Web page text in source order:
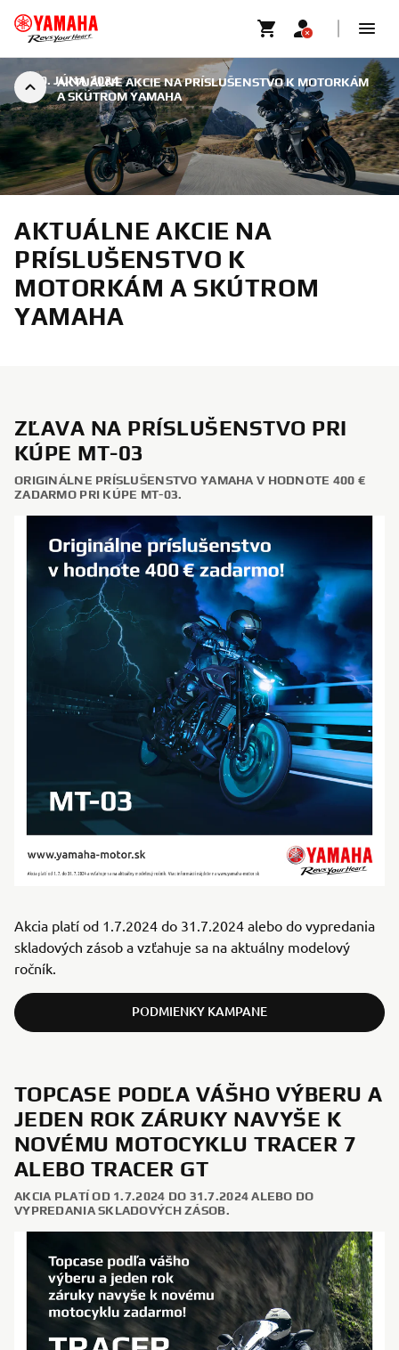
AKTUÁLNE AKCIE NA PRÍSLUŠENSTVO K MOTORKÁM
A SKÚTROM YAMAHA
30. JÚNA 2024
AKTUÁLNE AKCIE NA
PRÍSLUŠENSTVO K
MOTORKÁM A SKÚTROM
YAMAHA
ZĽAVA NA PRÍSLUŠENSTVO PRI
KÚPE MT-03
ORIGINÁLNE PRÍSLUŠENSTVO YAMAHA V HODNOTE 400 €
ZADARMO PRI KÚPE MT-03.
Akcia platí od 1.7.2024 do 31.7.2024 alebo do vypredania
skladových zásob a vzťahuje sa na aktuálny modelový
ročník.
PODMIENKY KAMPANE
TOPCASE PODĽA VÁŠHO VÝBERU A
JEDEN ROK ZÁRUKY NAVYŠE K
NOVÉMU MOTOCYKLU TRACER 7
ALEBO TRACER GT
AKCIA PLATÍ OD 1.7.2024 DO 31.7.2024 ALEBO DO
VYPREDANIA SKLADOVÝCH ZÁSOB.